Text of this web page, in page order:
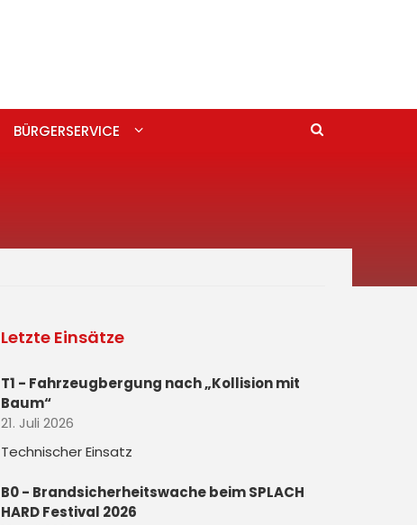
BÜRGERSERVICE
Letzte Einsätze
T1 - Fahrzeugbergung nach „Kollision mit
Baum“
21. Juli 2026
Technischer Einsatz
B0 - Brandsicherheitswache beim SPLACH
HARD Festival 2026